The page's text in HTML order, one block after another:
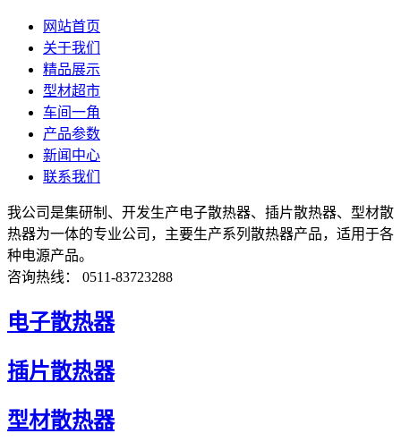
网站首页
关于我们
精品展示
型材超市
车间一角
产品参数
新闻中心
联系我们
我公司是集研制、开发生产电子散热器、插片散热器、型材散
热器为一体的专业公司，主要生产系列散热器产品，适用于各
种电源产品。
咨询热线： 0511-83723288
电子散热器
插片散热器
型材散热器